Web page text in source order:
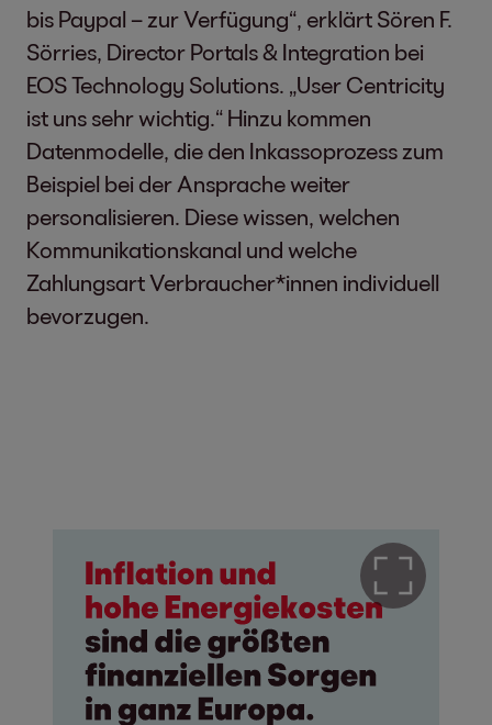
bis Paypal – zur Verfügung“, erklärt Sören F.
Sörries, Director Portals & Integration bei
EOS Technology Solutions. „User Centricity
ist uns sehr wichtig.“ Hinzu kommen
Datenmodelle, die den Inkassoprozess zum
Beispiel bei der Ansprache weiter
personalisieren. Diese wissen, welchen
Kommunikationskanal und welche
Zahlungsart Verbraucher*innen individuell
bevorzugen.